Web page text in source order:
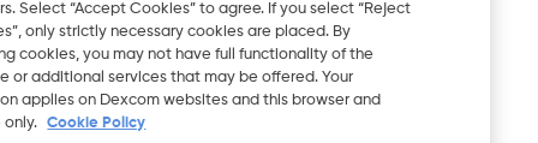
partners. Select “Accept Cookies” to agree. If you select “Reject
Cookies”, only strictly necessary cookies are placed. By
rejecting cookies, you may not have full functionality of the
website or additional services that may be offered. Your
selection applies on Dexcom websites and this browser and
device only. Cookie Policy